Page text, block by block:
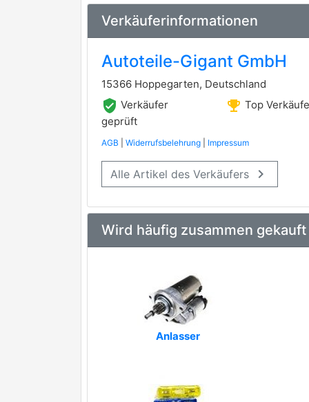
Verkäuferinformationen
Autoteile-Gigant GmbH
15366 Hoppegarten, Deutschland
verified_user Verkäufer
geprüft
emoji_events Top
AGB Widerrufsbelehrung Impressum
Alle Artikel des Verkäufers keyboard_arrow_right
Wird häufig zusammen gekauft
Anlasser